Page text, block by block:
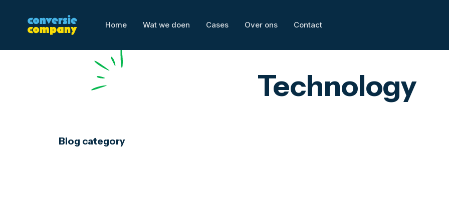
Home Wat we doen Cases Over ons Contact
Technology
Blog category